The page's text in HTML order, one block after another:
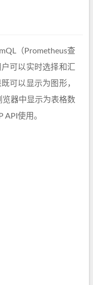
（Prometheus查
可以实时选择和汇
可以显示为图形，
器中显示为表格数
API使用。